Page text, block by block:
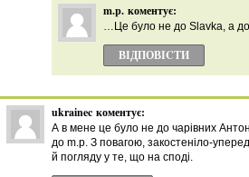
m.p. коментує:
…Це було не до Slavkа, а
ВІДПОВІCТИ
ukrainec коментує:
А в мене це було не до чарівних
до m.p. З повагою, закостеніло-
й погляду у те, що на споді.